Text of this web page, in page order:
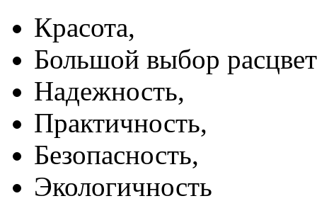
Красота,
Большой выбор
Надежность,
Практичность,
Безопасность,
Экологичность